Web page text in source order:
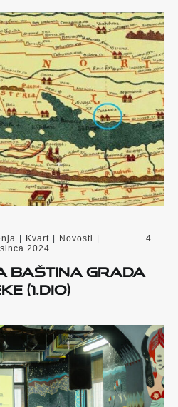
Kvart Novosti
4.
2024.
BAŠTINA GRADA
(1.DIO)